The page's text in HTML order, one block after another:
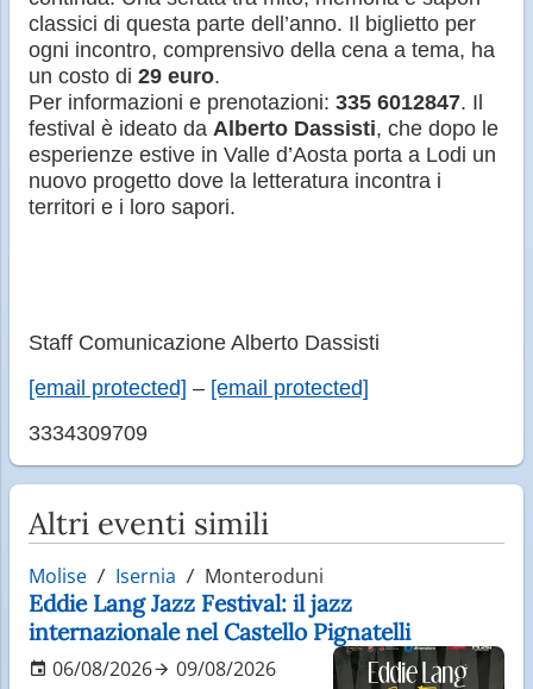
classici di questa parte dell’anno. Il biglietto per
ogni incontro, comprensivo della cena a tema, ha
un costo di 29 euro.
Per informazioni e prenotazioni: 335 6012847. Il
festival è ideato da Alberto Dassisti, che dopo le
esperienze estive in Valle d’Aosta porta a Lodi un
nuovo progetto dove la letteratura incontra i
territori e i loro sapori.
Staff Comunicazione Alberto Dassisti
[email protected] – [email protected]
3334309709
Altri eventi simili
Molise Isernia Monteroduni
Eddie Lang Jazz Festival: il jazz
internazionale nel Castello Pignatelli
06/08/2026
09/08/2026